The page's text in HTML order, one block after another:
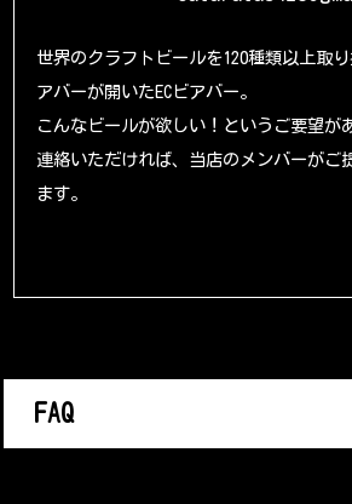
世界のクラフトビールを120種類以上取
アバーが開いたECビアバー。
こんなビールが欲しい！というご要望が
連絡いただければ、当店のメンバーがご
ます。
FAQ